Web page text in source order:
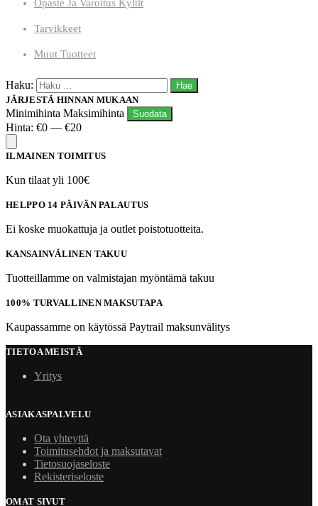
Opaste Ja Varoitus Kyltit
Tarvikkeet
Muut Tuotteet
Haku:
JÄRJESTÄ HINNAN MUKAAN
Minimihinta Maksimihinta Suodata
Hinta: €0 — €20
ILMAINEN TOIMITUS
Kun tilaat yli 100€
HELPPO 14 PÄIVÄN PALAUTUS
Ei koske muokattuja ja outlet poistotuotteita.
KANSAINVÄLINEN TAKUU
Tuotteillamme on valmistajan myöntämä takuu
100% TURVALLINEN MAKSUTAPA
Kaupassamme on käytössä Paytrail maksunvälitys
TIETOA MEISTÄ
Yritys
ASIAKASPALVELU
Ota yhteyttä
Toimitusehdot ja maksutavat
Tietosuojaseloste
Rekisteriseloste
OMAT SIVUT